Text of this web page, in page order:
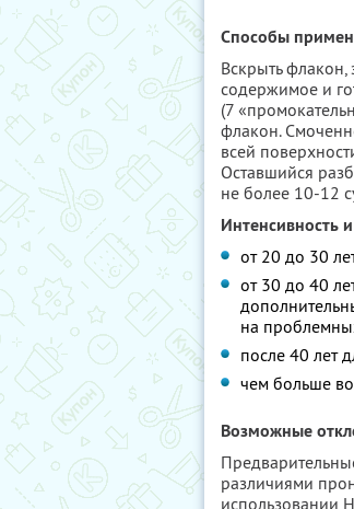
Способы
Вскрыть
содержимое и
(7
флакон.
всей
Оставшийся
не более 10-12
Интенсивность
от 20 до 30
от 30 до 40
на
после 40 лет
чем больше
Возможные
различиями
использовании